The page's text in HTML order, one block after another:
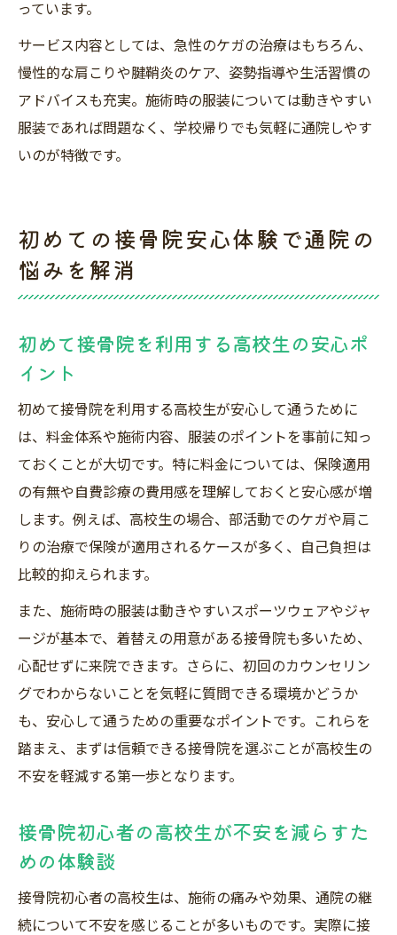
っています。
サービス内容としては、急性のケガの治療はもちろん、
慢性的な肩こりや腱鞘炎のケア、姿勢指導や生活習慣の
アドバイスも充実。施術時の服装については動きやすい
服装であれば問題なく、学校帰りでも気軽に通院しやす
いのが特徴です。
初めての接骨院安心体験で通院の
悩みを解消
初めて接骨院を利用する高校生の安心ポ
イント
初めて接骨院を利用する高校生が安心して通うために
は、料金体系や施術内容、服装のポイントを事前に知っ
ておくことが大切です。特に料金については、保険適用
の有無や自費診療の費用感を理解しておくと安心感が増
します。例えば、高校生の場合、部活動でのケガや肩こ
りの治療で保険が適用されるケースが多く、自己負担は
比較的抑えられます。
また、施術時の服装は動きやすいスポーツウェアやジャ
ージが基本で、着替えの用意がある接骨院も多いため、
心配せずに来院できます。さらに、初回のカウンセリン
グでわからないことを気軽に質問できる環境かどうか
も、安心して通うための重要なポイントです。これらを
踏まえ、まずは信頼できる接骨院を選ぶことが高校生の
不安を軽減する第一歩となります。
接骨院初心者の高校生が不安を減らすた
めの体験談
接骨院初心者の高校生は、施術の痛みや効果、通院の継
続について不安を感じることが多いものです。実際に接